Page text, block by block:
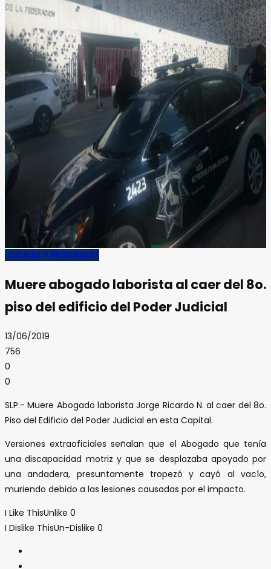
LOCALES Y REGIONALES
Muere abogado laborista al caer del 8o.
piso del edificio del Poder Judicial
13/06/2019
756
0
0
SLP.- Muere Abogado laborista Jorge Ricardo N. al caer del 8o.
Piso del Edificio del Poder Judicial en esta Capital.
Versiones extraoficiales señalan que el Abogado que tenía
una discapacidad motriz y que se desplazaba apoyado por
una andadera, presuntamente tropezó y cayó al vacío,
muriendo debido a las lesiones causadas por el impacto.
I Like ThisUnlike 0
I Dislike ThisUn-Dislike 0